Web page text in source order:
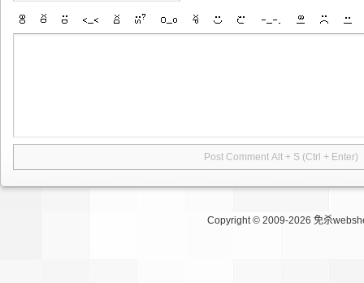
Copyright © 2009-2026 免杀